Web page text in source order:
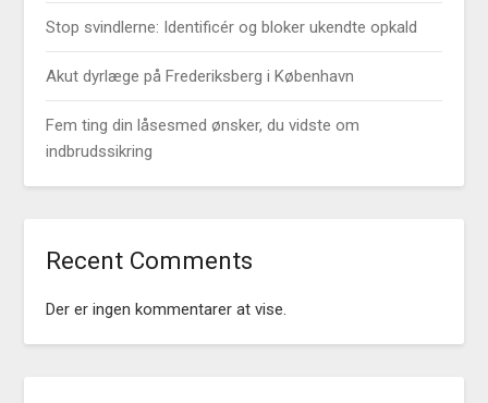
Stop svindlerne: Identificér og bloker ukendte opkald
Akut dyrlæge på Frederiksberg i København
Fem ting din låsesmed ønsker, du vidste om
indbrudssikring
Recent Comments
Der er ingen kommentarer at vise.